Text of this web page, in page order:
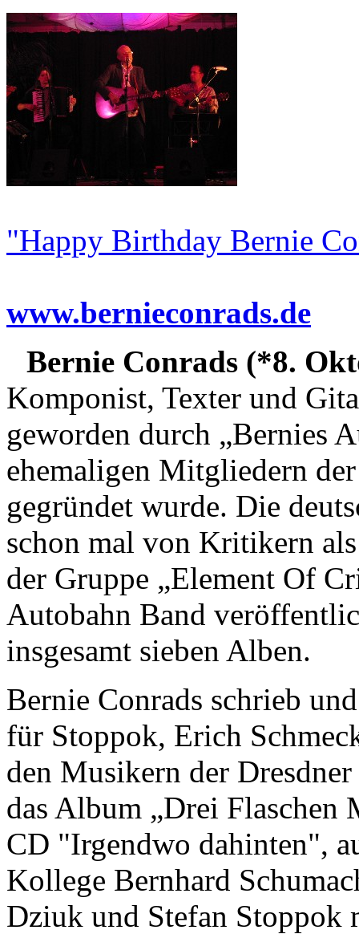
"Happy Birthday Bernie
www.bernieconrads.de
Bernie Conrads (*8.
Komponist, Texter und
geworden durch „Bernies
ehemaligen Mitgliedern
gegründet wurde. Die
schon mal von Kritikern
der Gruppe „Element Of
Autobahn Band
insgesamt sieben Alben.
Bernie Conrads schrieb
für Stoppok, Erich
den Musikern der
das Album „Drei Flaschen
CD "Irgendwo dahinten",
Kollege Bernhard
Dziuk und Stefan Stoppok